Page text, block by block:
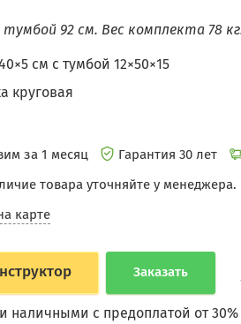
92 см. Вес комплекта 78
см c тумбой 12×50×15
круговая
за 1 месяц Гарантия 30 лет
товара уточняйте у менеджера.
карте
Заказать
наличными с предоплатой от 30%